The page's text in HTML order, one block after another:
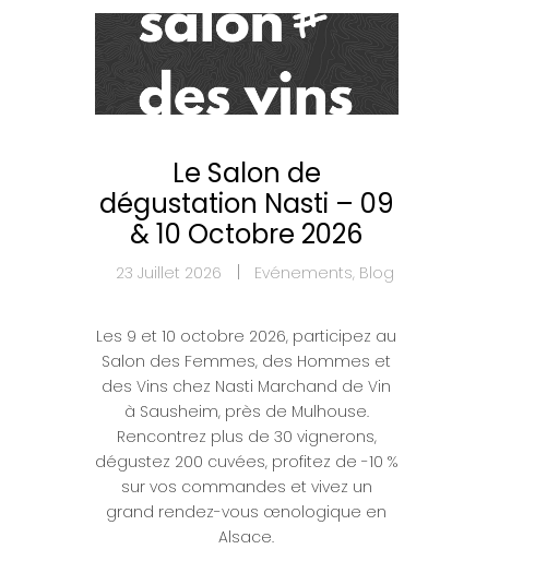
Le Salon de
dégustation Nasti – 09
& 10 Octobre 2026
23 Juillet 2026 Evénements, Blog
Les 9 et 10 octobre 2026, participez au
Salon des Femmes, des Hommes et
des Vins chez Nasti Marchand de Vin
à Sausheim, près de Mulhouse.
Rencontrez plus de 30 vignerons,
dégustez 200 cuvées, profitez de -10 %
sur vos commandes et vivez un
grand rendez-vous œnologique en
Alsace.